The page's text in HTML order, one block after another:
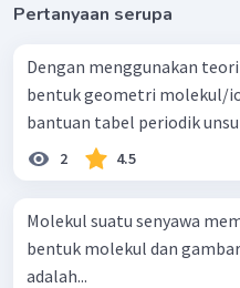
Pertanyaan serupa
Dengan menggunakan
bentuk geometri molekul/
2 4.5
Molekul suatu senyawa
bentuk molekul dan
adalah...